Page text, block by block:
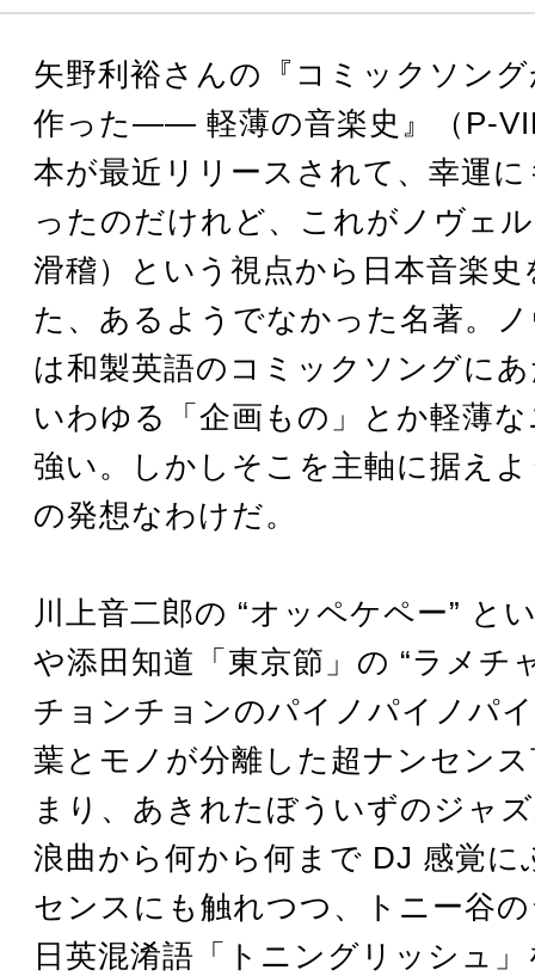
矢野利裕さんの『コミックソン
作った―― 軽薄の音楽史』（P-
本が最近リリースされて、幸運
ったのだけれど、これがノヴェ
滑稽）という視点から日本音楽
た、あるようでなかった名著。
は和製英語のコミックソングに
いわゆる「企画もの」とか軽薄
強い。しかしそこを主軸に据え
の発想なわけだ。
川上音二郎の “オッペケペー” と
や添田知道「東京節」の “ラメチ
チョンチョンのパイノパイノパ
葉とモノが分離した超ナンセン
まり、あきれたぼういずのジャ
浪曲から何から何まで DJ 感覚に
センスにも触れつつ、トニー谷
日英混淆語「トニングリッシュ